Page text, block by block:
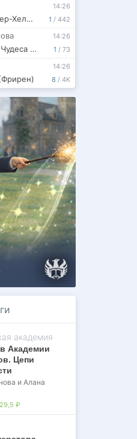
1 / 442
14:26
Питер Паркер: Спайдер-Хелпер
1 / 73
14:26
Ненужная жена, или Чудеса алхимии
8 / 4K
14:26
академия
Академии
Цепи
и Алана
₽